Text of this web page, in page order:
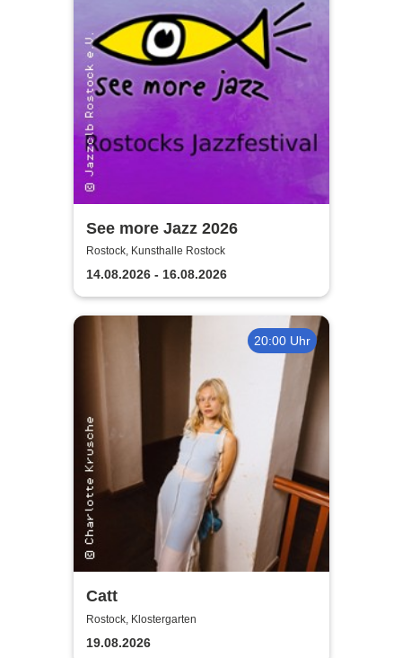
See more Jazz 2026
Rostock, Kunsthalle Rostock
14.08.2026 - 16.08.2026
20:00 Uhr
Catt
Rostock, Klostergarten
19.08.2026